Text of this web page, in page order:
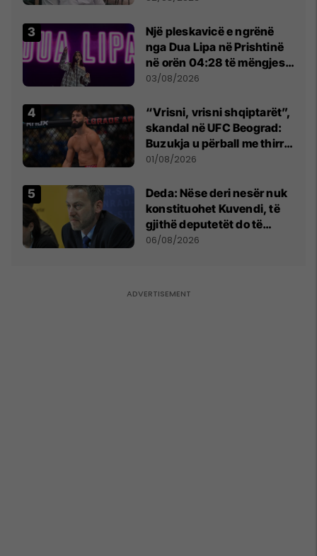
Një pleskavicë e ngrënë
nga Dua Lipa në Prishtinë
në orën 04:28 të mëngjesit
- dhe bota digjitale serbe
03/08/2026
“Vrisni, vrisni shqiptarët”,
skandal në UFC Beograd:
Buzukja u përball me thirrje
anti-shqiptare nga
01/08/2026
Deda: Nëse deri nesër nuk
konstituohet Kuvendi, të
gjithë deputetët do të
bëjnë shkelje të rëndë
06/08/2026